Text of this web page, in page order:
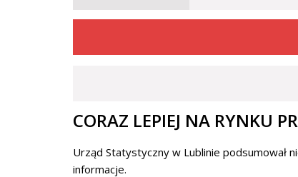
CORAZ LEPIEJ NA RYNKU
Urząd Statystyczny w Lublinie podsumował
informacje.